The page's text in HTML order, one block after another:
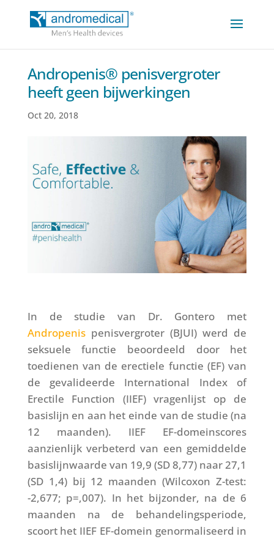
Andropenis® penisvergroter
heeft geen bijwerkingen
Oct 20, 2018
In de studie van Dr. Gontero met
Andropenispenisvergroter (BJUI) werd de
seksuele functie beoordeeld door het
toedienen van de erectiele functie (EF) van
de gevalideerde International Index of
Erectile Function (IIEF) vragenlijst op de
basislijn en aan het einde van de studie (na
12 maanden). IIEF EF-domeinscores
aanzienlijk verbeterd van een gemiddelde
basislijnwaarde van 19,9 (SD 8,77) naar 27,1
(SD 1,4) bij 12 maanden (Wilcoxon Z-test:
-2,677; p=,007). In het bijzonder, na de 6
maanden na de behandelingsperiode,
scoort het IIEF EF-domein genormaliseerd in